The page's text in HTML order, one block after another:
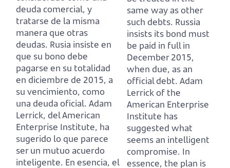
deuda comercial, y
tratarse de la misma
manera que otras
deudas. Rusia insiste en
que su bono debe
pagarse en su totalidad
en diciembre de 2015, a
su vencimiento, como
una deuda oficial. Adam
Lerrick, del American
Enterprise Institute, ha
sugerido lo que parece
ser un mutuo acuerdo
inteligente. En esencia, el
same way as other
such debts. Russia
insists its bond must
be paid in full in
December 2015,
when due, as an
official debt. Adam
Lerrick of the
American Enterprise
Institute has
suggested what
seems an intelligent
compromise. In
essence, the plan is